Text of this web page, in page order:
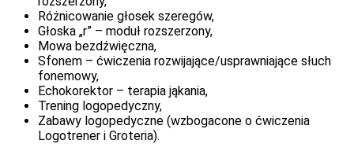
Różnicowanie głosek szeregów,
Głoska „r” – moduł rozszerzony,
Mowa bezdźwięczna,
Sfonem – ćwiczenia rozwijające/usprawniające słuch
fonemowy,
Echokorektor – terapia jąkania,
Trening logopedyczny,
Zabawy logopedyczne (wzbogacone o ćwiczenia
Logotrener i Groteria).